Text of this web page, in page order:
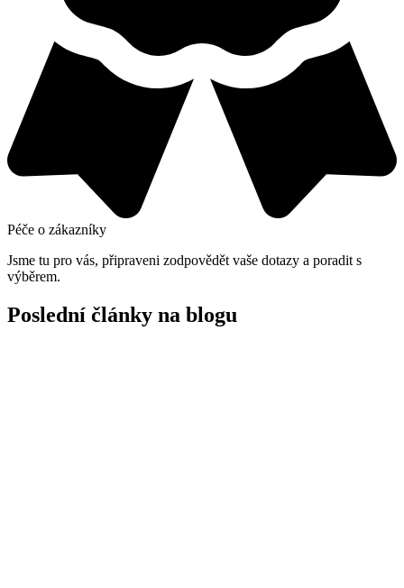
Péče o zákazníky
Jsme tu pro vás, připraveni zodpovědět vaše dotazy a poradit s
výběrem.
Poslední články na blogu